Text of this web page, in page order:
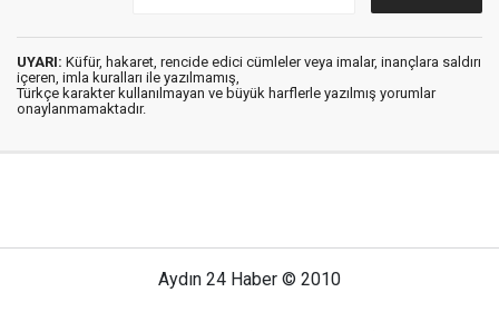
UYARI: Küfür, hakaret, rencide edici cümleler veya imalar, inançlara saldırı
içeren, imla kuralları ile yazılmamış,
Türkçe karakter kullanılmayan ve büyük harflerle yazılmış yorumlar
onaylanmamaktadır.
Aydın 24 Haber © 2010